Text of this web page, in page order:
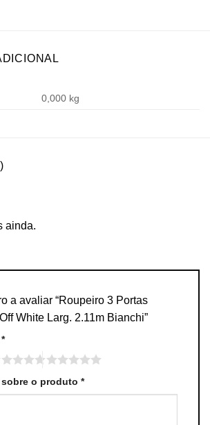
0,000 kg
ainda.
a avaliar “Roupeiro 3 Portas
White Larg. 2.11m Bianchi”
*
o produto *